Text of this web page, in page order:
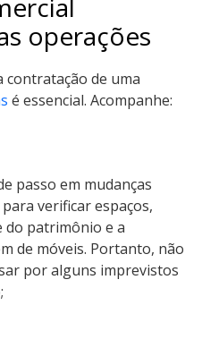
operações
contratação de uma
é essencial. Acompanhe:
passo em mudanças
verificar espaços,
do patrimônio e a
de móveis. Portanto, não
por alguns imprevistos